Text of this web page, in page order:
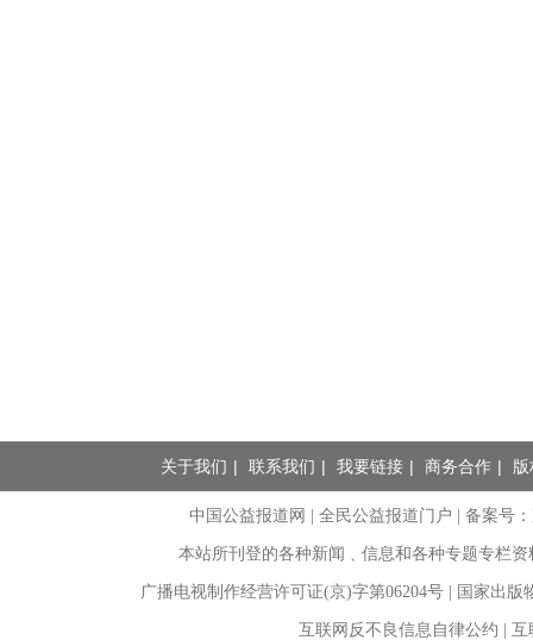
关于我们 | 联系我们 | 我要链接 | 商务合作 |
中国公益报道网 | 全民公益报道门户 |备案号
本站所刊登的各种新闻﹑信息和各种专题专栏
广播电视制作经营许可证(京)字第06204号 | 国家出
互联网反不良信息自律公约 |